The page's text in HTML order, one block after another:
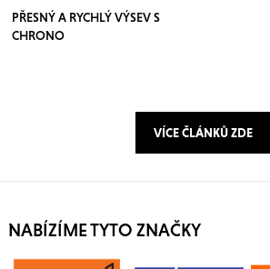
PŘESNÝ A RYCHLÝ VÝSEV S
CHRONO
VÍCE ČLÁNKŮ ZDE
NABÍZÍME TYTO ZNAČKY